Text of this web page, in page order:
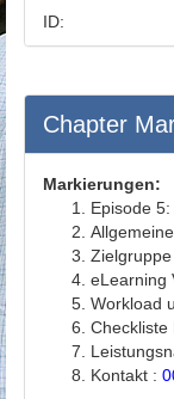
ID:
Chapter
Markierungen:
Episode
Zielgruppe
eLearning
Workload
Checkliste
Kontakt :